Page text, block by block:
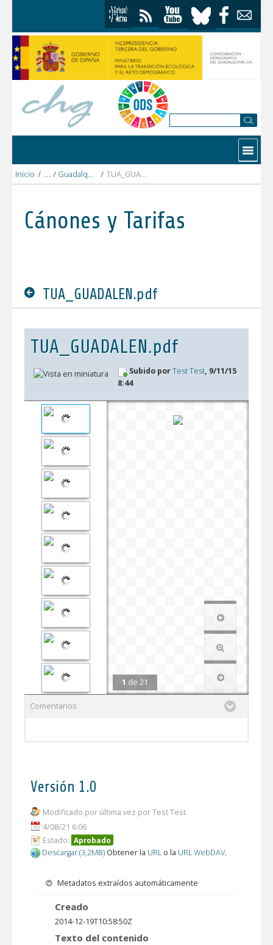
Contactar
Inicio / Guadalquivir alto / TUA_GUADALEN.pdf
Cánones y Tarifas
TUA_GUADALEN.pdf
TUA_GUADALEN.pdf
Subido porTest Test, 9/11/15
8:44
1 de 21
Comentarios
Versión 1.0
Modificado por última vez por Test Test
4/08/21 6:06
Estado: Aprobado
Descargar (3,2MB) Obtener la URL o la URL WebDAV.
Metadatos extraídos automáticamente
Creado
2014-12-19T10:58:50Z
Texto del contenido